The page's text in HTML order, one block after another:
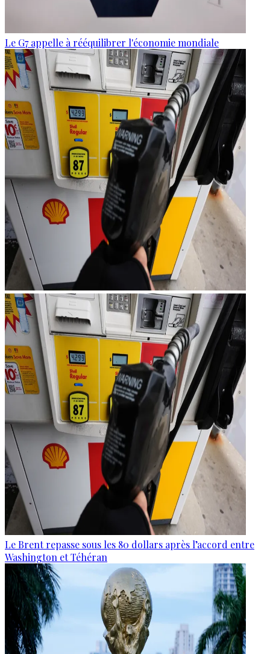
Le G7 appelle à rééquilibrer l'économie mondiale
Le Brent repasse sous les 80 dollars après l’accord entre
Washington et Téhéran